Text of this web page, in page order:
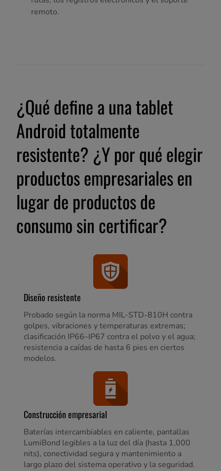
remoto.
¿Qué define a una tablet
Android totalmente
resistente? ¿Y por qué elegir
productos empresariales en
lugar de productos de
consumo sin certificar?
Diseño resistente
Probado según la norma MIL-STD-810H contra
golpes, vibraciones y temperaturas extremas;
clasificación IP66–IP67 contra el polvo y el agua;
resistencia a caídas de hasta 6 pies en ciertos
modelos.
Construcción empresarial
Baterías intercambiables en caliente, pantallas
LumiBond legibles a la luz del día (hasta 1,000
nits), conectividad segura y mantenimiento a
largo plazo del sistema operativo y la seguridad.